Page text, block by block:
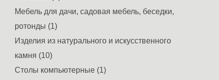
Мебель для дачи, садовая мебель, беседки,
ротонды (1)
Изделия из натурального и искусственного
камня (10)
Столы компьютерные (1)